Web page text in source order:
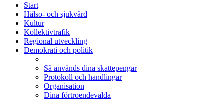
Start
Hälso- och sjukvård
Kultur
Kollektivtrafik
Regional utveckling
Demokrati och politik
Så används dina skattepengar
Protokoll och handlingar
Organisation
Dina förtroendevalda